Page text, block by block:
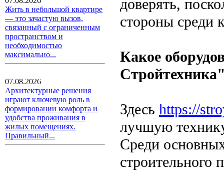
Жить в небольшой квартире
— это зачастую вызов,
связанный с ограниченным
пространством и
необходимостью
максимально...
07.08.2026
Архитектурные решения
играют ключевую роль в
формировании комфорта и
удобства проживания в
жилых помещениях.
Правильный...
доверять,
стороны среди
Какое
Здесь https://
лучшую
Среди
строительного